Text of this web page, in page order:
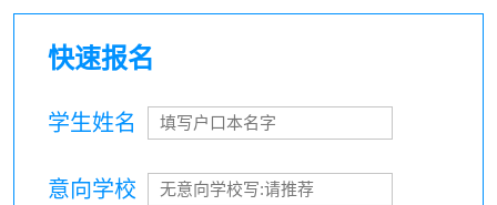
快速报名
学生姓名
意向学校